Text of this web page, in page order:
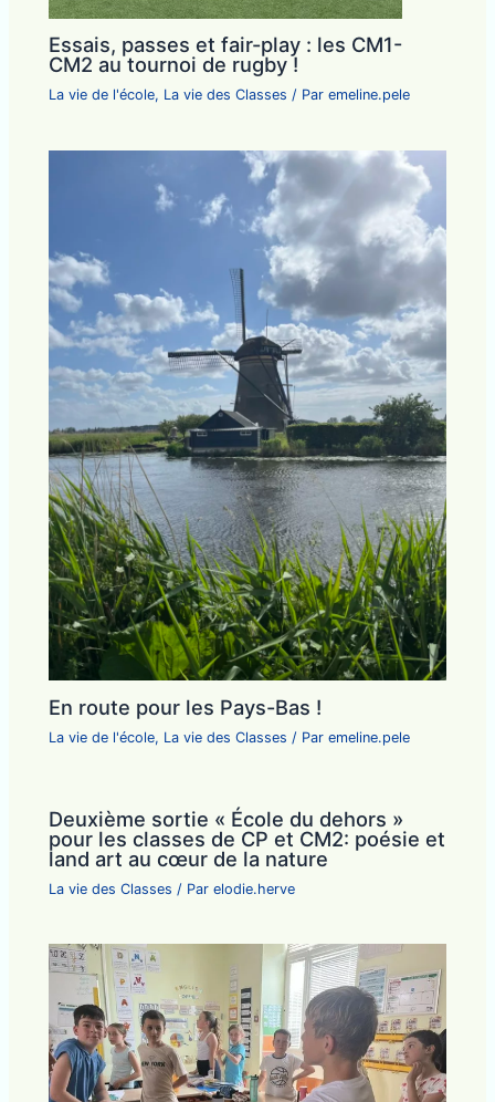
Essais, passes et fair-play : les CM1-
CM2 au tournoi de rugby !
La vie de l'école, La vie des Classes / Paremeline.pele
En route pour les Pays-Bas !
La vie de l'école, La vie des Classes / Paremeline.pele
Deuxième sortie « École du dehors »
pour les classes de CP et CM2: poésie et
land art au cœur de la nature
La vie des Classes / Parelodie.herve